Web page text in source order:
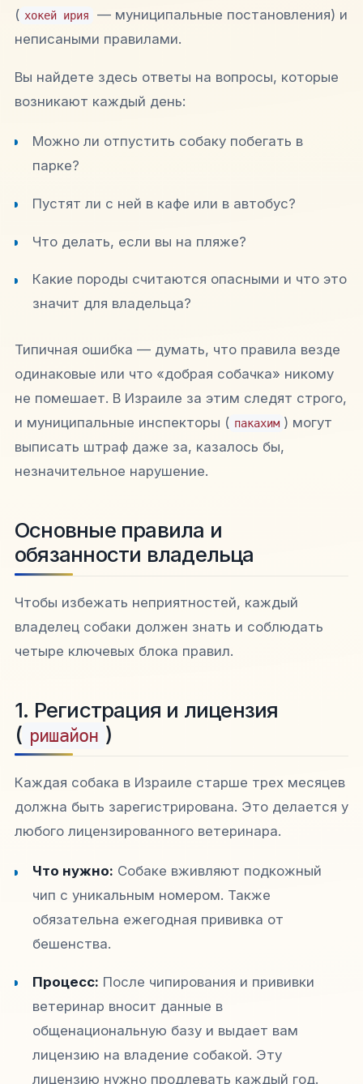
( хокей ирия
— муниципальные постановления) и
неписаными правилами.
Вы найдете здесь ответы на вопросы, которые
возникают каждый день:
Можно ли отпустить собаку побегать в
парке?
Пустят ли с ней в кафе или в автобус?
Что делать, если вы на пляже?
Какие породы считаются опасными и что это
значит для владельца?
Типичная ошибка — думать, что правила везде
одинаковые или что «добрая собачка» никому
не помешает. В Израиле за этим следят строго,
и муниципальные инспекторы ( пакахим ) могут
выписать штраф даже за, казалось бы,
незначительное нарушение.
Основные правила и
обязанности владельца
Чтобы избежать неприятностей, каждый
владелец собаки должен знать и соблюдать
четыре ключевых блока правил.
1. Регистрация и лицензия
( ришайон )
Каждая собака в Израиле старше трех месяцев
должна быть зарегистрирована. Это делается у
любого лицензированного ветеринара.
Что нужно: Собаке вживляют подкожный
чип с уникальным номером. Также
обязательна ежегодная прививка от
бешенства.​
Процесс: После чипирования и прививки
ветеринар вносит данные в
общенациональную базу и выдает вам
лицензию на владение собакой. Эту
лицензию нужно продлевать каждый год.